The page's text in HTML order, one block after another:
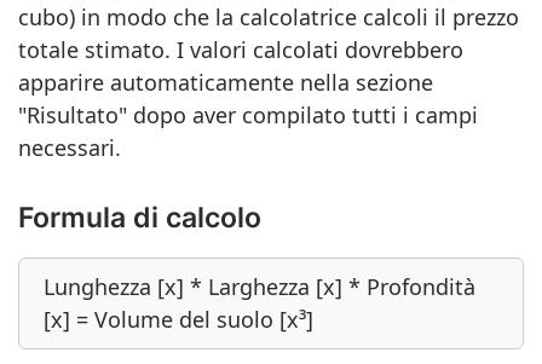
cubo) in modo che la calcolatrice calcoli il prezzo
totale stimato. I valori calcolati dovrebbero
apparire automaticamente nella sezione
"Risultato" dopo aver compilato tutti i campi
necessari.
Formula di calcolo
Lunghezza [x] * Larghezza [x] * Profondità
[x] = Volume del suolo [x³]